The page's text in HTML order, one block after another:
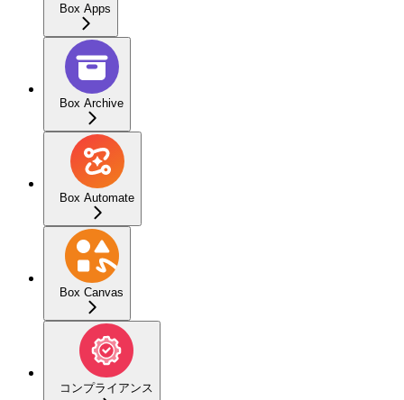
Box Apps
Box Archive
Box Automate
Box Canvas
コンプライアンス